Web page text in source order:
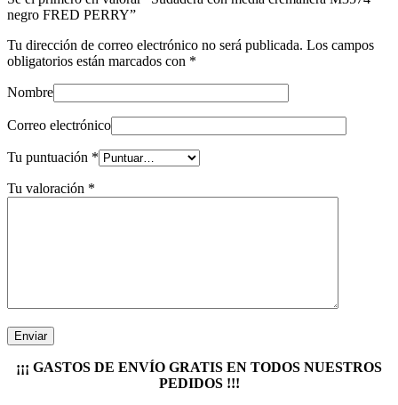
negro FRED PERRY”
Tu dirección de correo electrónico no será publicada. Los campos
obligatorios están marcados con *
Nombre
Correo electrónico
Tu puntuación *
Tu valoración *
¡¡¡ GASTOS DE ENVÍO GRATIS EN TODOS NUESTROS
PEDIDOS !!!